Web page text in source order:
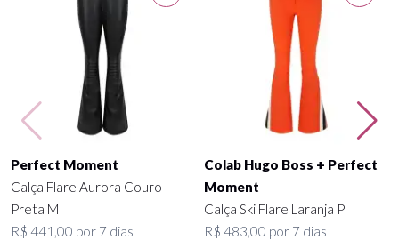
Perfect Moment
Calça Flare Aurora Couro
Preta M
R$ 441,00 por 7 dias
Colab Hugo Boss + Perfect
Moment
Calça Ski Flare Laranja P
R$ 483,00 por 7 dias